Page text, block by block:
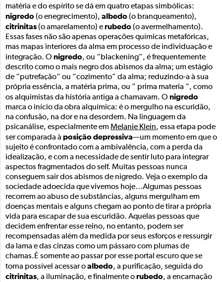
matéria e do espírito se dá em quatro etapas simbólicas:
nigredo(o enegrecimento), albedo(o branqueamento),
citrinitas(o amarelamento) erubedo(o avermelhamento).
Essas fases não são apenas operações químicas metafóricas,
mas mapas interiores da alma em processo de individuação e
integração. O nigredo, ou “blackening”, é frequentemente
descrito como o mais negro dos abismos da alma; um estágio
de “putrefação” ou “cozimento” da alma; reduzindo-a à sua
própria essência, a matéria prima, ou ” prima materia “, como
os alquimistas da história antiga a chamavam. O nigredo
marca o início da obra alquímica: é o mergulho na escuridão,
na confusão, na dor e na desordem. Na linguagem da
psicanálise, especialmente em Melanie Klein, essa etapa pode
ser comparada à posição depressiva—um momento em que o
sujeito é confrontado com a ambivalência, com a perda da
idealização, e com a necessidade de sentir luto para integrar
aspectos fragmentados do self. Muitas pessoas nunca
conseguem sair dos abismos de nigredo. Veja o exemplo da
sociedade adoecida que vivemos hoje…Algumas pessoas
recorrem ao abuso de substâncias, alguns mergulham em
doenças mentais e alguns chegam ao ponto de tirar a própria
vida para escapar de sua escuridão. Aquelas pessoas que
decidem enfrentar esse reino, no entanto, podem ser
recompensadas ​​além da medida por seus esforços e ressurgir
da lama e das cinzas como um pássaro com plumas de
chamas.É somente ao passar por esse portal escuro que se
torna possível acessar oalbedo, a purificação, seguida do
citrinitas, a iluminação, e finalmente orubedo, a encarnação